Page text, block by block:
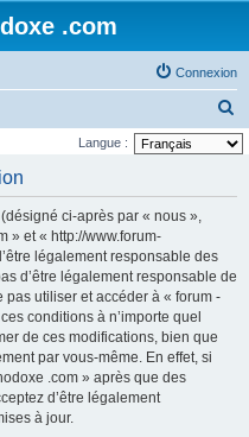
.com
Connexion
e
Langue :
ci-après par « nous »,
» et « http://www.forum-
légalement responsable des
d’être légalement responsable de
utiliser et accéder à « forum -
conditions à n’importe quel
de ces modifications, bien que
par vous-même. En effet, si
.com » après que des
d’être légalement
à jour.